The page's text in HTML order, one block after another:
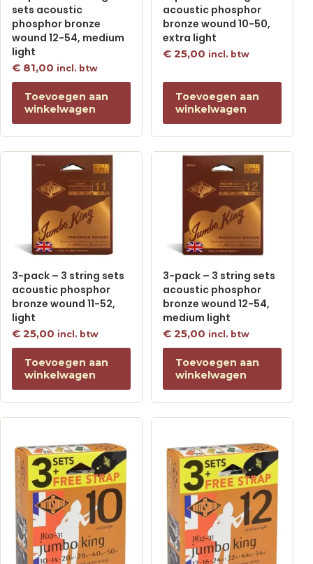
sets acoustic
phosphor bronze
wound 12-54, medium
light
€ 81,00 incl. btw
Toevoegen aan
winkelwagen
acoustic phosphor
bronze wound 10-50,
extra light
€ 25,00 incl. btw
Toevoegen aan
winkelwagen
3-pack – 3 string sets
acoustic phosphor
bronze wound 11-52,
light
€ 25,00 incl. btw
Toevoegen aan
winkelwagen
3-pack – 3 string sets
acoustic phosphor
bronze wound 12-54,
medium light
€ 25,00 incl. btw
Toevoegen aan
winkelwagen